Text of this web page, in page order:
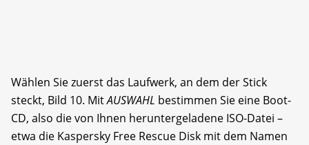
Wählen Sie zuerst das Laufwerk, an dem der Stick
steckt, Bild 10. MitAUSWAHL bestimmen Sie eine Boot-
CD, also die von Ihnen heruntergeladene ISO-Datei –
etwa die Kaspersky Free Rescue Disk mit dem Namen